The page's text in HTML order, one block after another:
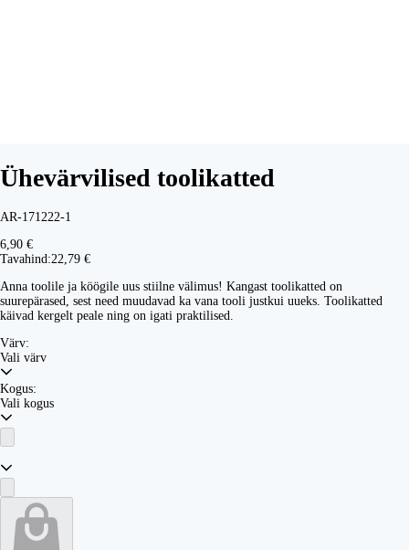
Ühevärvilised toolikatted
AR-171222-1
6,90 €
Tavahind:22,79 €
Anna toolile ja köögile uus stiilne välimus! Kangast toolikatted on
suurepärased, sest need muudavad ka vana tooli justkui uueks. Toolikatted
käivad kergelt peale ning on igati praktilised.
Värv:
Vali värv
Kogus:
Vali kogus